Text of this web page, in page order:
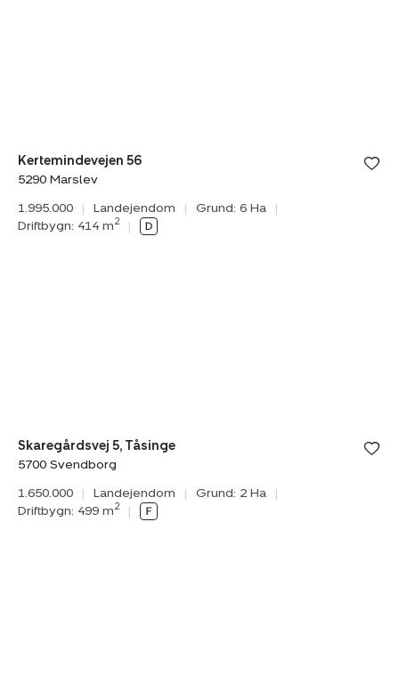
Bolig er
under
Kertemindevejen 56
5290 Marslev
1.995.000
| Landejendom | Grund: 6 Ha
|
Driftbygn: 414 m2 |
Bolig er
under
Skaregårdsvej 5, Tåsinge
5700 Svendborg
1.650.000
| Landejendom | Grund: 2 Ha
|
Driftbygn: 499 m2 |